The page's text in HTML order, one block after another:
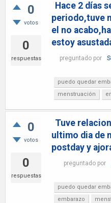
0
votos
0
respuestas
Hace 2 días
periodo,tuve
el no
estoy
preguntado por
puedo quedar
menstruación
0
votos
0
respuestas
Tuve
ultimo dia de
postday y
preguntado por
puedo quedar
embarazo